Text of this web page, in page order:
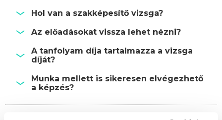
Hol van a szakképesítő vizsga?
Az előadásokat vissza lehet nézni?
A tanfolyam díja tartalmazza a vizsga
díját?
Munka mellett is sikeresen elvégezhető
a képzés?